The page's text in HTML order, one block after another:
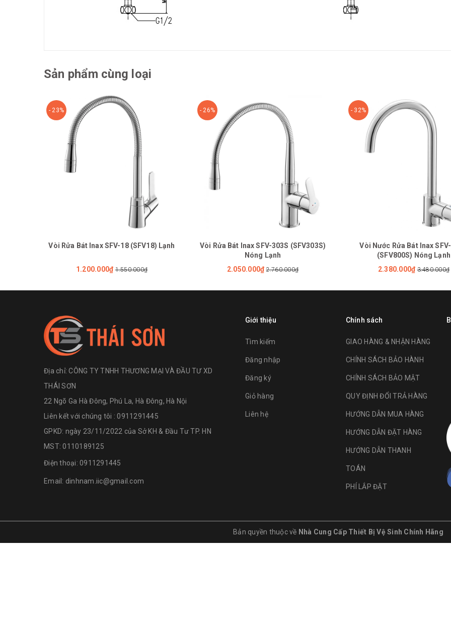
Sản phẩm cùng loại
- 23%
Vòi Rửa Bát Inax SFV-18 (SFV18) Lạnh
1.200.000₫ 1.550.000₫
- 26%
Vòi Rửa Bát Inax SFV-303S (SFV303S)
Nóng Lạnh
2.050.000₫ 2.760.000₫
- 32%
Vòi Nước Rửa Bát Inax
(SFV800S) Nóng Lạnh
2.380.000₫ 3.480.000₫
Địa chỉ:CÔNG TY TNHH THƯƠNG MẠI VÀ ĐẦU TƯ XD
THÁI SƠN
22 Ngõ Ga Hà Đông, Phú La, Hà Đông, Hà Nội
Liên kết với chúng tôi : 0911291445
GPKD: ngày 23/11/2022 của Sở KH & Đầu Tư TP. HN
MST: 0110189125
Điện thoại: 0911291445
Email: dinhnam.iic@gmail.com
Giới thiệu
Tìm kiếm
Đăng nhập
Đăng ký
Giỏ hàng
Liên hệ
Chính sách
GIAO HÀNG & NHẬN HÀNG
CHÍNH SÁCH BẢO HÀNH
CHÍNH SÁCH BẢO MẬT
QUY ĐỊNH ĐỔI TRẢ HÀNG
HƯỚNG DẪN MUA HÀNG
HƯỚNG DẪN ĐẶT HÀNG
HƯỚNG DẪN THANH
TOÁN
PHÍ LẮP ĐẶT
Bản quyền thuộc về Nhà Cung Cấp Thiết Bị Vệ Sinh Chính Hãng